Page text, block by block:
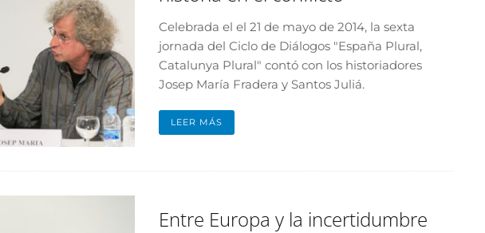
Celebrada el el 21 de mayo de 2014, la sexta
jornada del Ciclo de Diálogos "España Plural,
Catalunya Plural" contó con los historiadores
Josep María Fradera y Santos Juliá.
LEER MÁS
Entre Europa y la incertidumbre